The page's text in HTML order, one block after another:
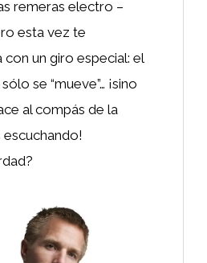
remeras electro –
esta vez te
un giro especial: el
se “mueve”… ¡sino
al compás de la
escuchando!